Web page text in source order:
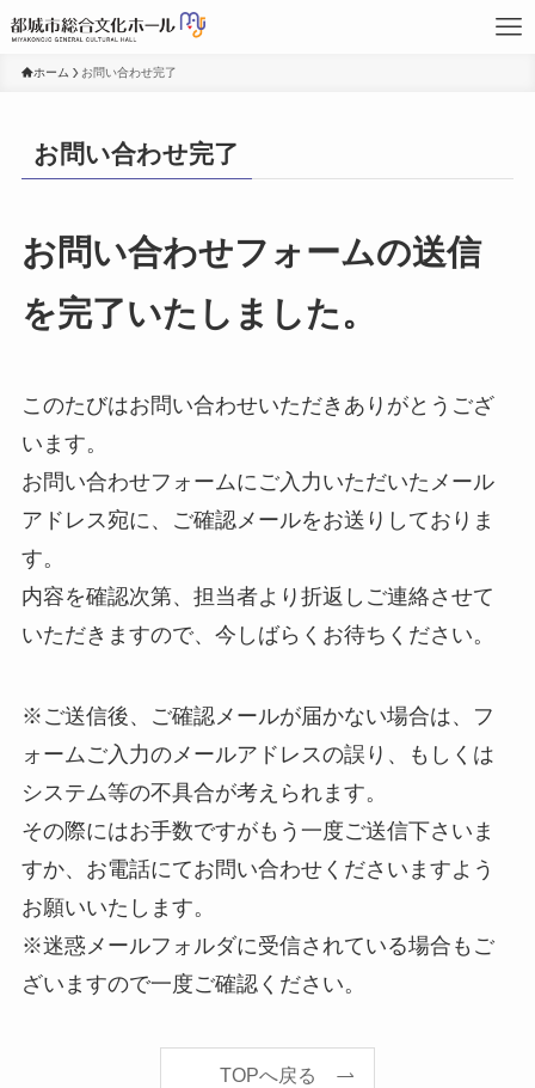
ホーム お問い合わせ完了
お問い合わせ完了
お問い合わせフォームの送信
を完了いたしました。
このたびはお問い合わせいただきありがとうござ
います。
お問い合わせフォームにご入力いただいたメール
アドレス宛に、ご確認メールをお送りしておりま
す。
内容を確認次第、担当者より折返しご連絡させて
いただきますので、今しばらくお待ちください。
※ご送信後、ご確認メールが届かない場合は、フ
ォームご入力のメールアドレスの誤り、もしくは
システム等の不具合が考えられます。
その際にはお手数ですがもう一度ご送信下さいま
すか、お電話にてお問い合わせくださいますよう
お願いいたします。
※迷惑メールフォルダに受信されている場合もご
ざいますので一度ご確認ください。
TOPへ戻る